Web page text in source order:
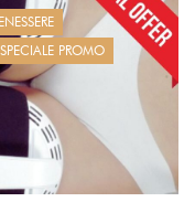
SPECIALE PROMO